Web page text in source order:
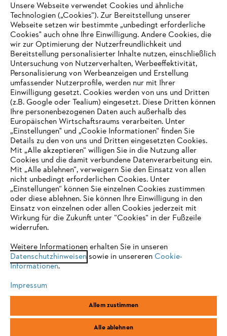
Zahlungsmöglichkeiten
Unternehmen
Online Shop
Service
Allgemeine Geschäftsbedingungen
Impressum Cookies Rechtliche Informationen
STIHL Vertriebszentrale AG & Co. KG, D-64807 Dieburg
IHR BROWSER WIRD NICHT
UNTERSTÜTZT
eine optimale Nutzung unserer Seite empfehlen wir Ihnen, zu
einem der folgenden Browser zu wechseln:
Firefox Chrome
Unsere Webseite verwendet Cookies und ähnliche
Technologien („Cookies“). Zur Bereitstellung unserer
Webseite setzen wir bestimmte „unbedingt erforderliche
Cookies" auch ohne Ihre Einwilligung. Andere Cookies, die
wir zur Optimierung der Nutzerfreundlichkeit und
Bereitstellung personalisierter Inhalte nutzen, einschließlich
Untersuchung von Nutzerverhalten, Werbeeffektivität,
Personalisierung von Werbeanzeigen und Erstellung
umfassender Nutzerprofile, werden nur mit Ihrer
Einwilligung gesetzt. Cookies werden von uns und Dritten
(z.B. Google oder Tealium) eingesetzt. Diese Dritten können
Ihre personenbezogenen Daten auch außerhalb des
Europäischen Wirtschaftsraums verarbeiten. Unter
„Einstellungen" und „Cookie Informationen“ finden Sie
Details zu den von uns und Dritten eingesetzten Cookies.
Mit „Alle akzeptieren“ willigen Sie in die Nutzung aller
Cookies und die damit verbundene Datenverarbeitung ein.
Mit „Alle ablehnen“, verweigern Sie den Einsatz von allen
nicht unbedingt erforderlichen Cookies. Unter
„Einstellungen“ können Sie einzelnen Cookies zustimmen
oder diese ablehnen. Sie können Ihre Einwilligung in den
Einsatz von einzelnen oder allen Cookies jederzeit mit
Wirkung für die Zukunft unter “Cookies“ in der Fußzeile
widerrufen.
Weitere Informationen erhalten Sie in unseren
Datenschutzhinweisensowie in unsereren Cookie-
Informationen.
Impressum
Allem zustimmen
Alle ablehnen